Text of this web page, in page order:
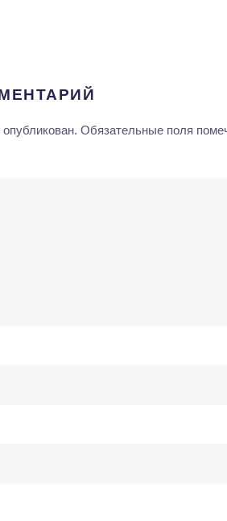
Обязательные поля